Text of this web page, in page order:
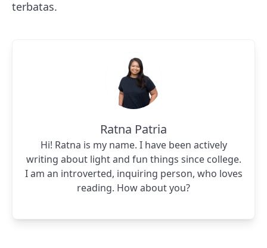
terbatas.
Ratna Patria
Hi! Ratna is my name. I have been actively
writing about light and fun things since college.
I am an introverted, inquiring person, who loves
reading. How about you?